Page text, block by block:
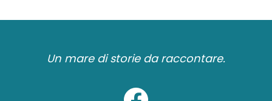
Un mare di storie da raccontare.